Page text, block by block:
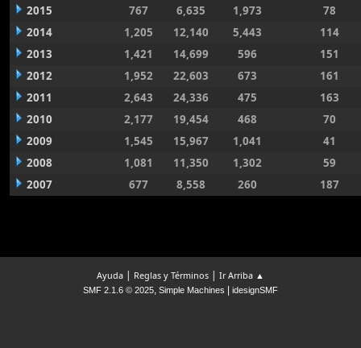
2015
767 6,635 1,973
78
2014
1,205 12,140 5,443
114
2013
1,421 14,699 596
151
2012
1,952 22,603 673
161
2011
2,643 24,336 475
163
2010
2,177 19,454 468
70
2009
1,545 15,967 1,041
41
2008
1,081 11,350 1,302
59
2007
677 8,558 260 187
Ayuda | Reglas y Términos | Ir Arriba ▲
SMF 2.1.6 © 2025, Simple Machines idesignSMF